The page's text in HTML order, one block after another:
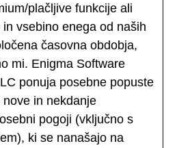
plačljive funkcije ali
vsebino enega od naših
časovna obdobja,
mi. Enigma Software
ponuja posebne popuste
in nekdanje
pogoji (vključno s
ki se nanašajo na